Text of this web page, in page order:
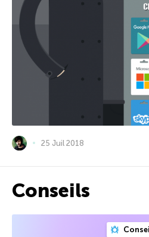
25 Juil 2018
Conseils